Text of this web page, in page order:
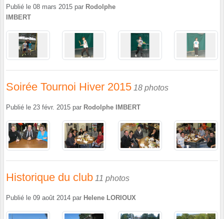
Publié le 08 mars 2015 par Rodolphe
IMBERT
Soirée Tournoi Hiver 2015 18 photos
Publié le 23 févr. 2015 par Rodolphe IMBERT
Historique du club 11 photos
Publié le 09 août 2014 par Helene LORIOUX